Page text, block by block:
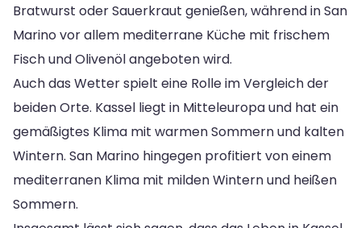
Bratwurst oder Sauerkraut genießen, während in San
Marino vor allem mediterrane Küche mit frischem
Fisch und Olivenöl angeboten wird.
Auch das Wetter spielt eine Rolle im Vergleich der
beiden Orte. Kassel liegt in Mitteleuropa und hat ein
gemäßigtes Klima mit warmen Sommern und kalten
Wintern. San Marino hingegen profitiert von einem
mediterranen Klima mit milden Wintern und heißen
Sommern.